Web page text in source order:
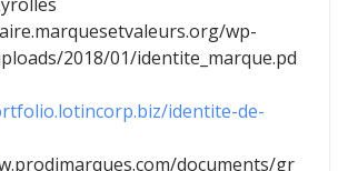
wp-
2018/01/identite_marque.pd
identite-de-
documents/gr